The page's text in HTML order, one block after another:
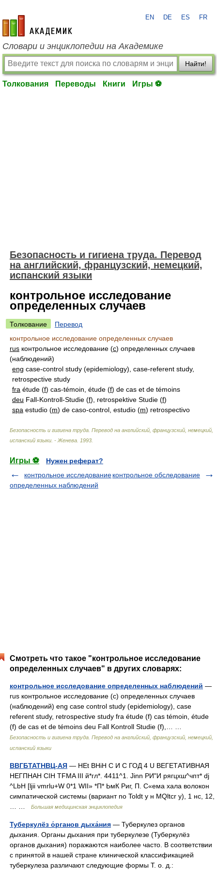
academic.ru
EN DE ES FR
Словари и энциклопедии на Академике
Найти!
Толкования Переводы Книги Игры ⚽
Безопасность и гигиена труда. Перевод
на английский, французский, немецкий,
испанский языки
контрольное исследование
определенных случаев
Толкование
Перевод
контрольное исследование определенных случаев
rus контрольное исследование (с) определенных случаев
(наблюдений)
eng case-control study (epidemiology), case-referent study,
retrospective study
fra étude (f) cas-témoin, étude (f) de cas et de témoins
deu Fall-Kontroll-Studie (f), retrospektive Studie (f)
spa estudio (m) de caso-control, estudio (m) retrospectivo
Безопасность и гигиена труда. Перевод на английский, французский, немецкий,
испанский языки. - Женева 1993
Игры ⚽
Нужен реферат?
контрольное исследование
определенных наблюдений
контрольное обследование
Смотреть что такое "контрольное исследование
определенных случаев" в других словарях:
контрольное исследование определенных наблюдений —
rus контрольное исследование (с) определенных случаев
(наблюдений) eng case control study (epidemiology), case
referent study, retrospective study fra étude (f) cas témoin, étude
(f) de cas et de témoins deu Fall Kontroll Studie (f),… …
Безопасность и гигиена труда. Перевод на английский, французский, немецкий,
испанский языки
ВВГБТАТНВЦ-АЯ — HEt BHiH С И С ГОД 4 U ВЕГЕТАТИВНАЯ
НЕГПНАН CIH TFMA III й*гл*. 4411^1. Jinn РИ"И рягцхш^чпт* dj
^LbH [ljii vmrlu+W 0*1 WII» *П* ЬмК Риг, П. С«ема хала волокон
симпатической системы (вариант no Toldt y н MQltcr y), 1 нс, 12,
Большая медицинская энциклопедия
Туберкулёз о́рганов дыха́ния — Туберкулез органов
дыхания. Органы дыхания при туберкулезе (Туберкулёз
органов дыхания) поражаются наиболее часто. В соответствии
с принятой в нашей стране клинической классификацией
туберкулеза различают следующие формы Т. о. д.: